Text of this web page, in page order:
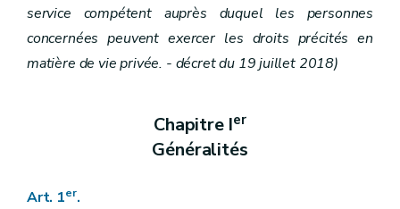
service compétent auprès duquel les personnes
concernées peuvent exercer les droits précités en
matière de vie privée. - décret du 19 juillet 2018)
Chapitre Ier
Généralités
Art. 1er.